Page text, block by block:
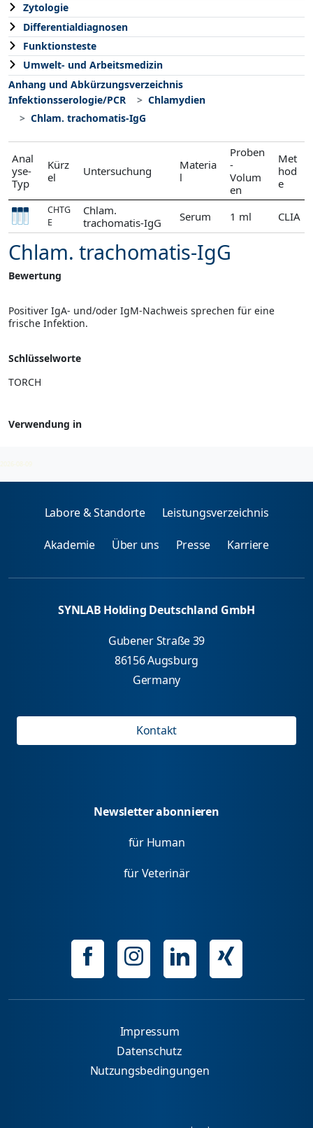
Zytologie
Differentialdiagnosen
Funktionsteste
Umwelt- und Arbeitsmedizin
Anhang und Abkürzungsverzeichnis
Infektionsserologie/PCR
Chlamydien
Chlam. trachomatis-IgG
Anal
yse-
Typ
Kürz
el
Untersuchung
Materia
l
Proben
-
Volum
en
Met
hod
e
CHTG
E
Chlam.
trachomatis-IgG
Serum 1 ml CLIA
Chlam. trachomatis-IgG
Bewertung
Positiver IgA- und/oder IgM-Nachweis sprechen für eine
frische Infektion.
Schlüsselworte
TORCH
Verwendung in
2026-08-09
Labore & Standorte Leistungsverzeichnis
Akademie Über uns Presse Karriere
SYNLAB Holding Deutschland GmbH
Gubener Straße 39
86156 Augsburg
Germany
Kontakt
Newsletter abonnieren
für Human
für Veterinär
Impressum
Datenschutz
Nutzungsbedingungen